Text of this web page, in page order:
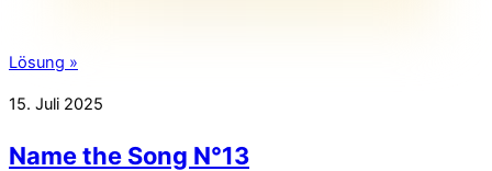
Lösung »
15. Juli 2025
Name the Song N°13